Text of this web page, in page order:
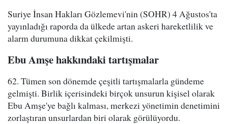
Suriye İnsan Hakları Gözlemevi'nin (SOHR) 4 Ağustos'ta
yayınladığı raporda da ülkede artan askeri hareketlilik ve
alarm durumuna dikkat çekilmişti.
Ebu Amşe hakkındaki tartışmalar
62. Tümen son dönemde çeşitli tartışmalarla gündeme
gelmişti. Birlik içerisindeki birçok unsurun kişisel olarak
Ebu Amşe'ye bağlı kalması, merkezi yönetimin denetimini
zorlaştıran unsurlardan biri olarak görülüyordu.